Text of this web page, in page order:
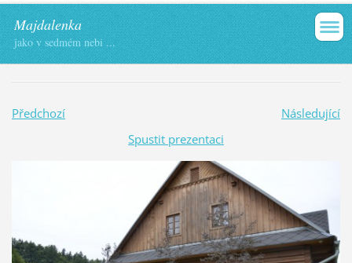
Majdalenka
jako v sedmém nebi ...
Předchozí
Následující
Spustit prezentaci